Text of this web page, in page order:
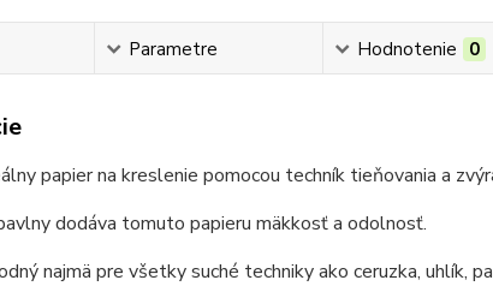
Parametre Hodnotenie 0
papier na kreslenie pomocou techník tieňovania a
dodáva tomuto papieru mäkkosť a odolnosť.
najmä pre všetky suché techniky ako ceruzka, uhlík,